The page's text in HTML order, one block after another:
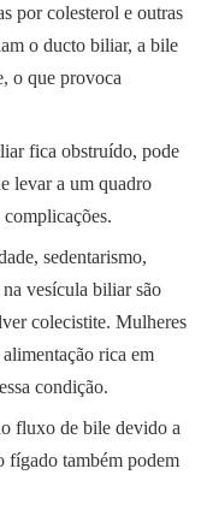
por colesterol e outras
o ducto biliar, a bile
o que provoca
fica obstruído, pode
levar a um quadro
sedentarismo,
vesícula biliar são
colecistite. Mulheres
rica em
condição.
fluxo de bile devido a
fígado também podem